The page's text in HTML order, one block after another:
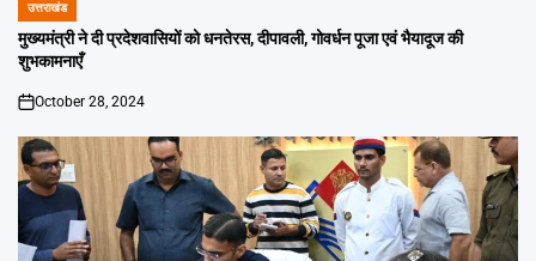
POSTED
IN
उत्तराखंड
मुख्यमंत्री ने दी प्रदेशवासियों को धनतेरस, दीपावली, गोवर्धन पूजा एवं भैयादूज की
शुभकामनाएँ
on
October 28, 2024